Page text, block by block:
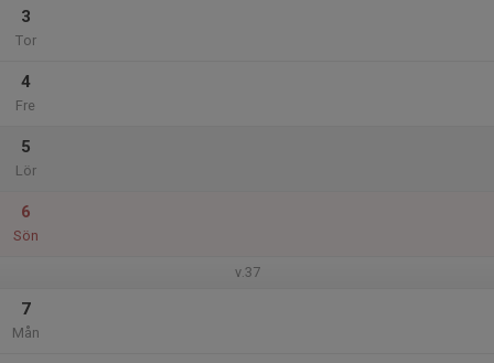
3
Tor
4
Fre
5
Lör
6
Sön
v.37
7
Mån